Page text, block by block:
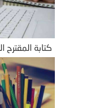
كتابة المقترح